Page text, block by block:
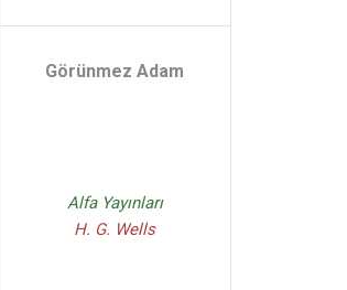
Görünmez Adam
Alfa Yayınları
H. G. Wells